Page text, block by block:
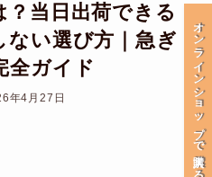
？当日出荷できる
ない選び方｜急ぎ
全ガイド
年4月27日 オンラインショップで購入する